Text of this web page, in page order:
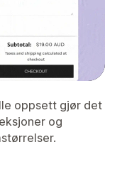
oppsett gjør det
og